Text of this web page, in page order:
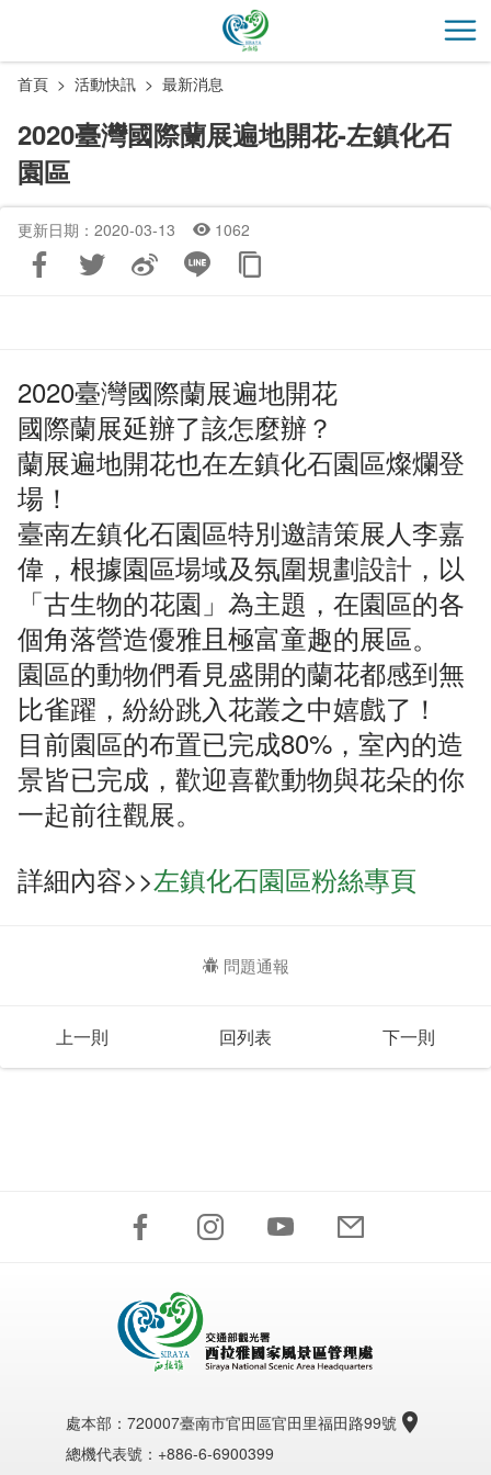
主
開
首頁 活動快訊 最新消息
2020臺灣國際蘭展遍地開花-左鎮化石
園區
更新日期：2020-03-13 1062
2020臺灣國際蘭展遍地開花
國際蘭展延辦了該怎麼辦？
蘭展遍地開花也在左鎮化石園區燦爛登
場！
臺南左鎮化石園區特別邀請策展人李嘉
偉，根據園區場域及氛圍規劃設計，以
「古生物的花園」為主題，在園區的各
個角落營造優雅且極富童趣的展區。
園區的動物們看見盛開的蘭花都感到無
比雀躍，紛紛跳入花叢之中嬉戲了！
目前園區的布置已完成80%，室內的造
景皆已完成，歡迎喜歡動物與花朵的你
一起前往觀展。
詳細內容>>左鎮化石園區粉絲專頁
問題通報
上一則 回列表 下一則
處本部： 720007臺南市官田區官田里福田路99號
總機代表號：+886-6-6900399